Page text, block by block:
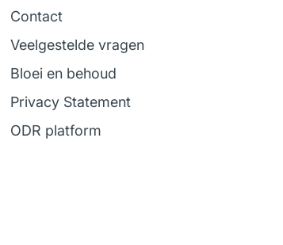
Contact
Veelgestelde vragen
Bloei en behoud
Privacy Statement
ODR platform